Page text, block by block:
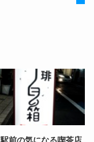
前の気になる喫茶店